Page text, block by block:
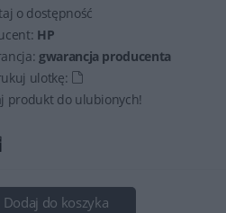
o dostępność
HP
gwarancja producenta
ulotkę:
produkt do ulubionych!
Dodaj do koszyka